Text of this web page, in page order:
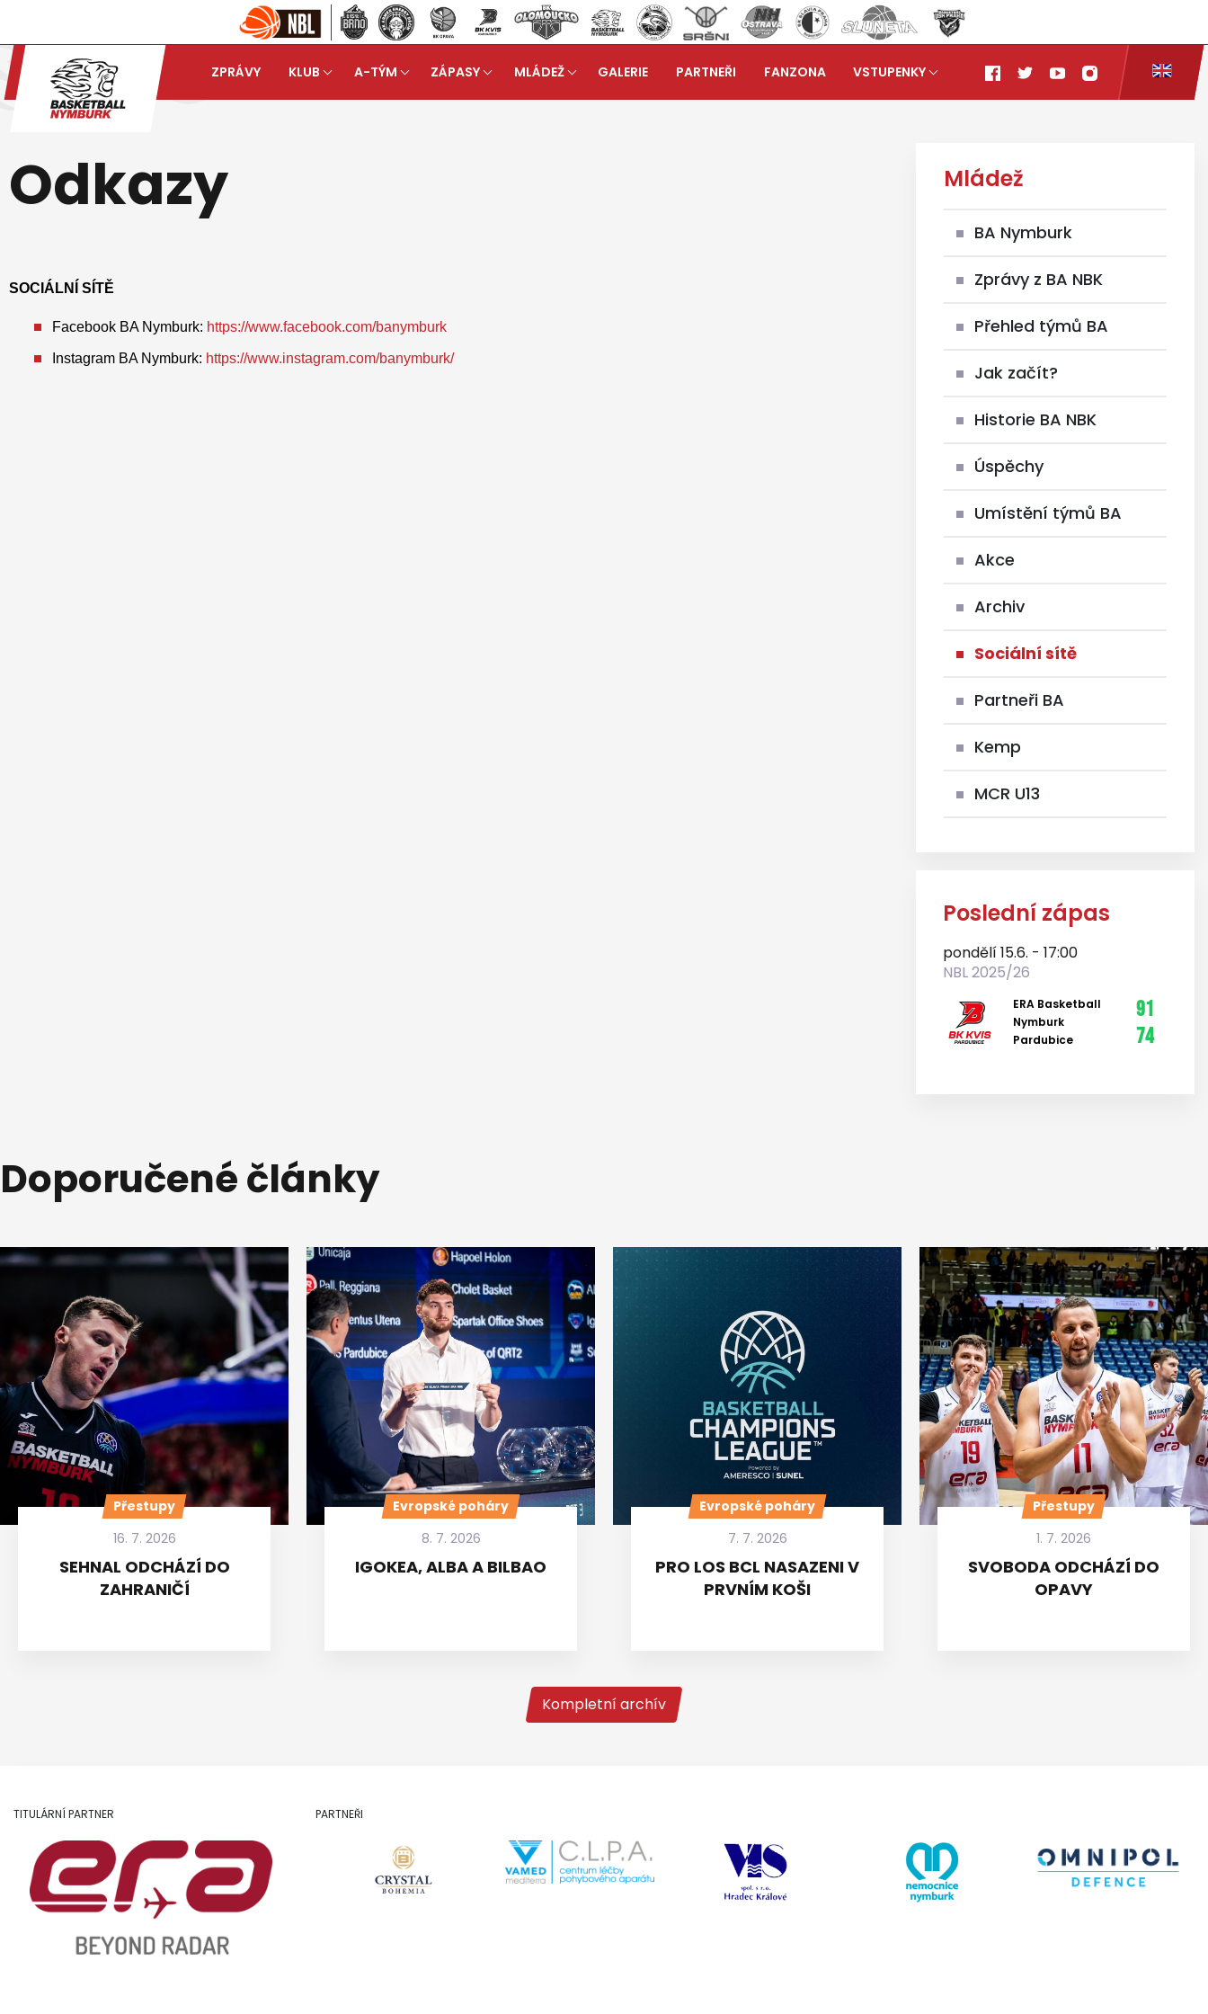
ZPRÁVY KLUB A-TÝM ZÁPASY MLÁDEŽ GALERIE PARTNEŘI FANZONA
VSTUPENKY
Odkazy
SOCIÁLNÍ SÍTĚ
Facebook BA Nymburk: https://www.facebook.com/banymburk
Instagram BA Nymburk: https://www.instagram.com/banymburk/
Mládež
BA Nymburk
Zprávy z BA NBK
Přehled týmů BA
Jak začít?
Historie BA NBK
Úspěchy
Umístění týmů BA
Akce
Archiv
Sociální sítě
Partneři BA
Kemp
MCR U13
Poslední zápas
pondělí 15.6. - 17:00
NBL 2025/26
ERA Basketball
Nymburk
Pardubice
91
74
Doporučené články
Přestupy
16. 7. 2026
SEHNAL ODCHÁZÍ DO
ZAHRANIČÍ
Evropské poháry
8. 7. 2026
IGOKEA, ALBA A BILBAO
Evropské poháry
7. 7. 2026
PRO LOS BCL NASAZENI V
PRVNÍM KOŠI
Přestupy
1. 7. 2026
SVOBODA ODCHÁZÍ DO
OPAVY
Kompletní archív
TITULÁRNÍ PARTNER PARTNEŘI